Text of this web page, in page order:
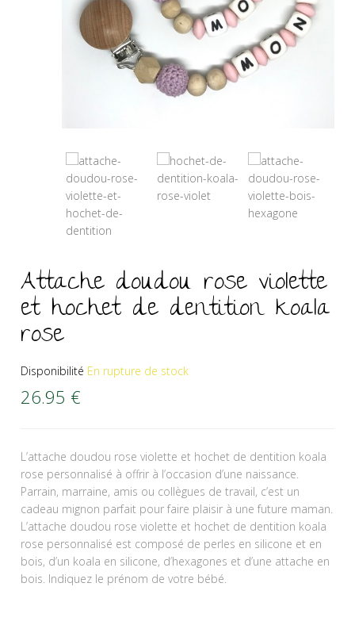
Attache doudou rose violette
et hochet de dentition koala
rose
Disponibilité En rupture de stock
26.95 €
L’attache doudou rose violette et hochet de dentition koala
rose personnalisé à offrir à l’occasion d’une naissance.
Parrain, marraine, amis ou collègues de travail, c’est un
cadeau mignon parfait pour faire plaisir à une future maman.
L’attache doudou rose violette et hochet de dentition koala
rose personnalisé est composé de perles en silicone et en
bois, d’un koala en silicone, d’hexagones et d’une attache en
bois. Indiquez le prénom de votre bébé.